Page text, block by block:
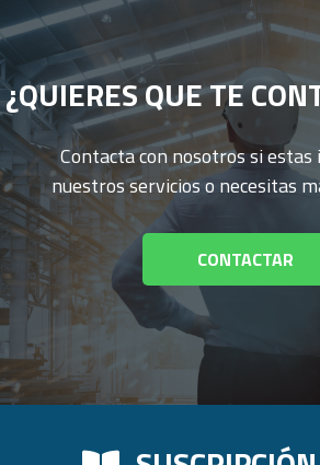
¿QUIERES QUE TE
Contacta con nosotros si
nuestros servicios o necesitas
CONTACTAR